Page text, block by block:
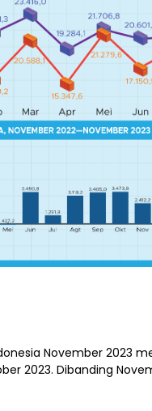
November 2023
2023. Dibanding